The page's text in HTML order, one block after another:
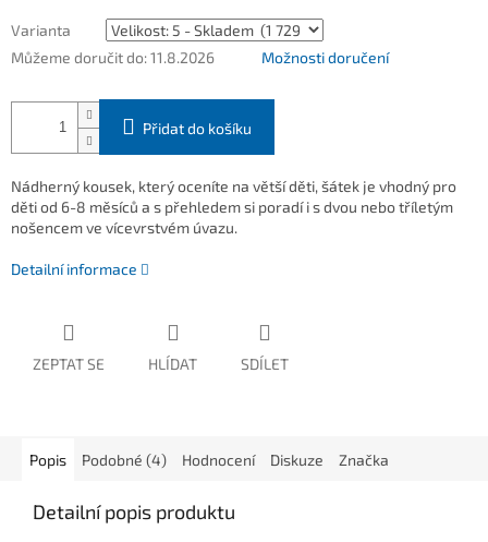
Varianta
Můžeme doručit do:11.8.2026 Možnosti doručení
Přidat do košíku
Nádherný kousek, který oceníte na větší děti, šátek je vhodný pro
děti od 6-8 měsíců a s přehledem si poradí i s dvou nebo tříletým
nošencem ve vícevrstvém úvazu.
Detailní informace
ZEPTAT SE HLÍDAT SDÍLET
Popis Podobné (4) Hodnocení Diskuze Značka
Detailní popis produktu